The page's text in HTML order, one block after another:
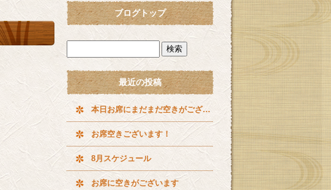
ブログトップ
最近の投稿
本日お席にまだまだ空きがございます^ ^
お席空きございます！
8月スケジュール
お席に空きがございます